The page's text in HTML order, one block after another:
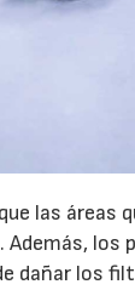
las áreas
los
dañar los